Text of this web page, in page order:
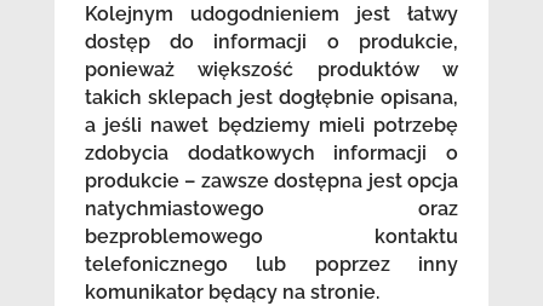
Kolejnym udogodnieniem jest łatwy
dostęp do informacji o produkcie,
ponieważ większość produktów w
takich sklepach jest dogłębnie opisana,
a jeśli nawet będziemy mieli potrzebę
zdobycia dodatkowych informacji o
produkcie – zawsze dostępna jest opcja
natychmiastowego oraz
bezproblemowego kontaktu
telefonicznego lub poprzez inny
komunikator będący na stronie.